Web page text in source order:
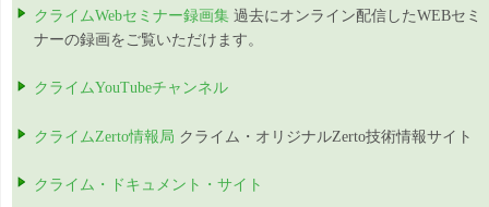
クライムWebセミナー録画集 過去にオンライン配信したWEBセミ
ナーの録画をご覧いただけます。
クライムYouTubeチャンネル
クライムZerto情報局 クライム・オリジナルZerto技術情報サイト
クライム・ドキュメント・サイト